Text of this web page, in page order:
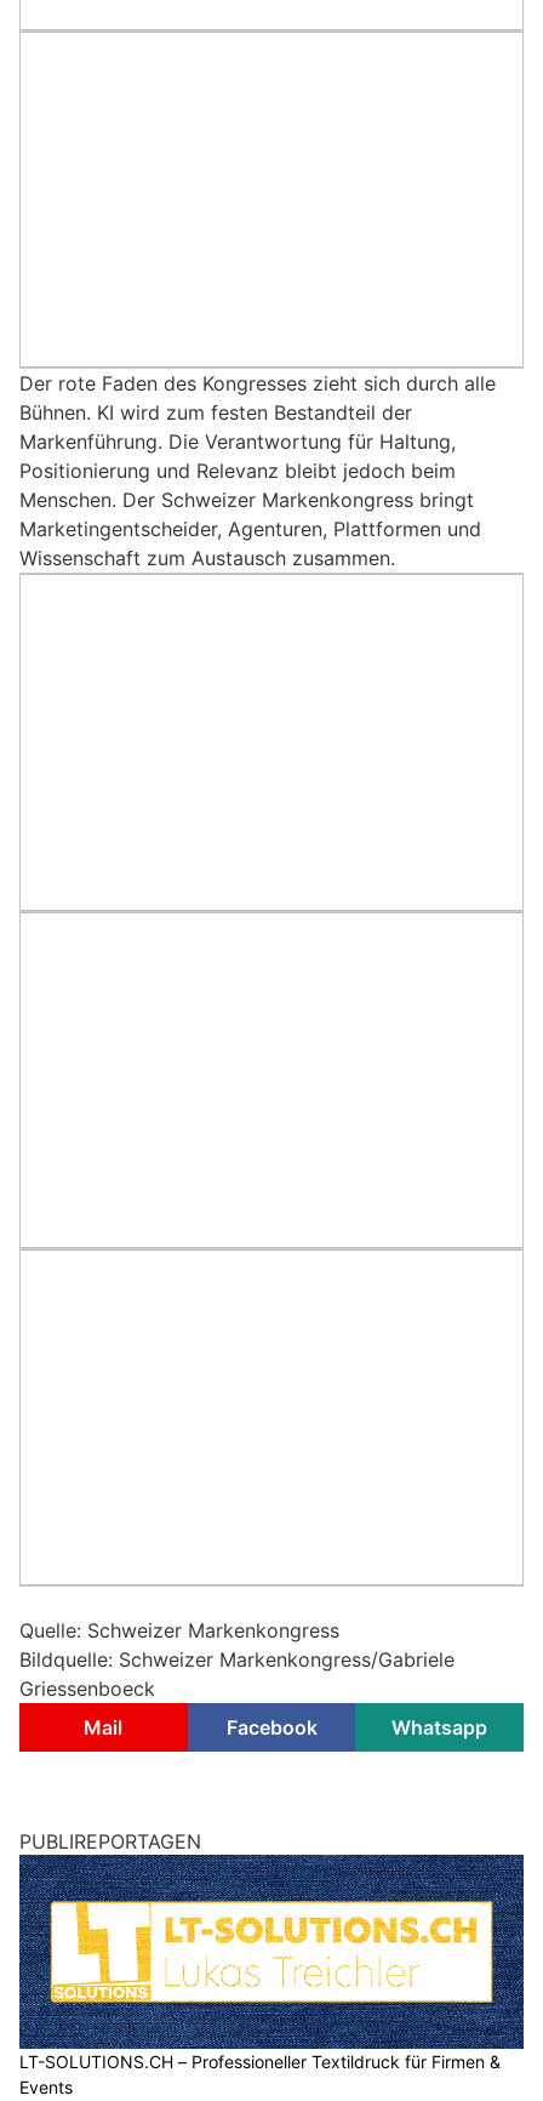
Der rote Faden des Kongresses zieht sich durch alle
Bühnen. KI wird zum festen Bestandteil der
Markenführung. Die Verantwortung für Haltung,
Positionierung und Relevanz bleibt jedoch beim
Menschen. Der Schweizer Markenkongress bringt
Marketingentscheider, Agenturen, Plattformen und
Wissenschaft zum Austausch zusammen.
Quelle: Schweizer Markenkongress
Bildquelle: Schweizer Markenkongress/Gabriele
Griessenboeck
Mail
Facebook Whatsapp
PUBLIREPORTAGEN
LT-SOLUTIONS.CH – Professioneller Textildruck für Firmen &
Events